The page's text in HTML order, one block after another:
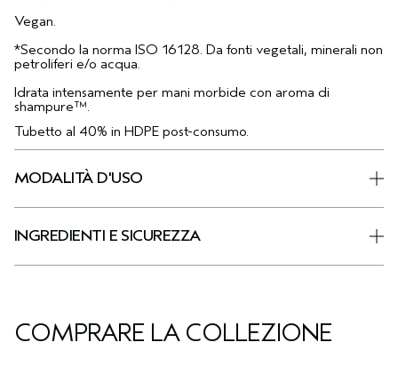
Vegan.
*Secondo la norma ISO 16128. Da fonti vegetali, minerali non
petroliferi e/o acqua.
Idrata intensamente per mani morbide con aroma di
shampure™.
Tubetto al 40% in HDPE post-consumo.
MODALITÀ D'USO
INGREDIENTI E SICUREZZA
COMPRARE LA COLLEZIONE